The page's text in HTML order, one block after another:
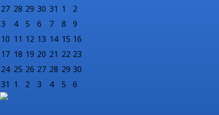
27 28 29 30 31 1
2
3
4 5 6 7 8
9
10 11 12 13 14 15 16
17 18 19 20 21 22 23
24 25 26 27 28 29 30
31 1 2 3 4 5 6